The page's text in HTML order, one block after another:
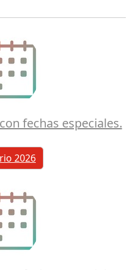
fechas especiales.
2026